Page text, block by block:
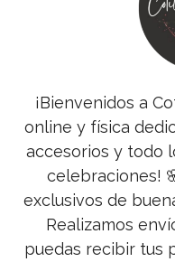
¡Bienvenidos a
online y física
accesorios y todo
celebraciones!
exclusivos de
Realizamos
puedas recibir tus